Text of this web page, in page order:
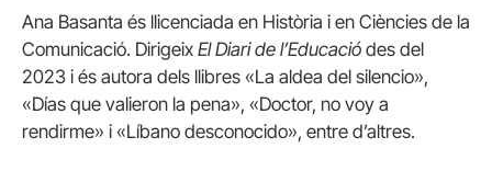
Ana Basanta és llicenciada en Història i en Ciències de la
Comunicació. Dirigeix El Diari de l’Educació des del
2023 i és autora dels llibres «La aldea del silencio»,
«Días que valieron la pena», «Doctor, no voy a
rendirme» i «Líbano desconocido», entre d’altres.